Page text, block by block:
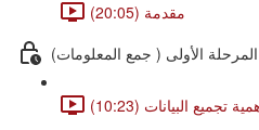
مقدمة (20:05)
المرحلة الأولى ( جمع المعلومات)
تجميع البيانات (10:23)